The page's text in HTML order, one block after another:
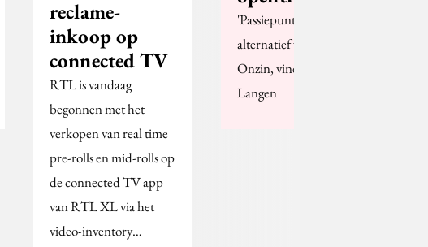
reclame-
inkoop op
connected TV
RTL is vandaag
begonnen met het
verkopen van real time
pre-rolls en mid-rolls op
de connected TV app
van RTL XL via het
video-inventory…
'Passiepunten' als
alternatief voor grp's?
Onzin, vindt Ruud de
Langen